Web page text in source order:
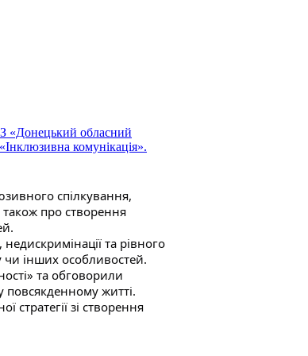
«Донецький обласний
комунікація».
спілкування,
про створення
та рівного
чи інших особливостей.
та обговорили
повсякденному житті.
стратегії зі створення